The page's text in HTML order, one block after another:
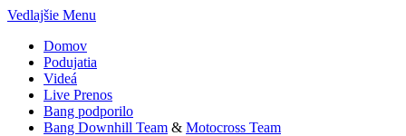
Vedlajšie Menu
Domov
Podujatia
Videá
Live Prenos
Bang podporilo
Bang Downhill Team & Motocross Team